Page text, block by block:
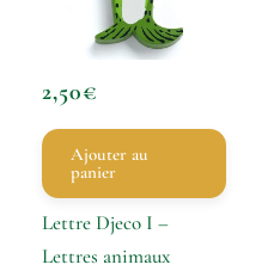
2,50€
Ajouter au
panier
Lettre Djeco I –
Lettres animaux